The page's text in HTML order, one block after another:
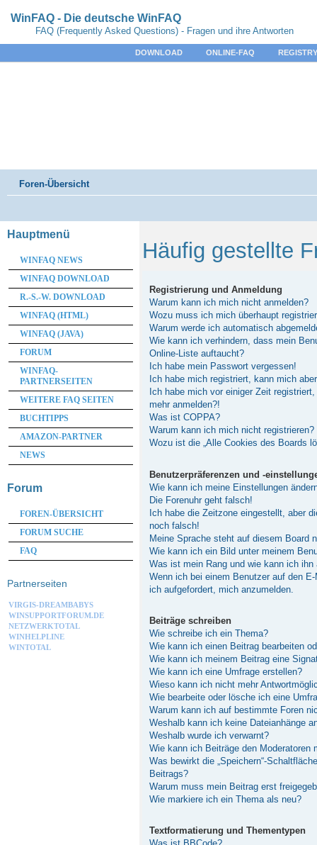
WinFAQ - Die deutsche WinFAQ
FAQ (Frequently Asked Questions) - Fragen und ihre Antworten
DOWNLOAD ONLINE-FAQ
Foren-Übersicht
Häufig gestellte
Registrierung und Anmeldung
Warum kann ich mich nicht anmelden?
Wozu muss ich mich überhaupt
Warum werde ich automatisch
Wie kann ich verhindern, dass mein
Online-Liste auftaucht?
Ich habe mein Passwort vergessen!
Ich habe mich registriert, kann mich
Ich habe mich vor einiger Zeit
mehr anmelden?!
Was ist COPPA?
Warum kann ich mich nicht registrieren?
Wozu ist die „Alle Cookies des Boards
Benutzerpräferenzen und -
Wie kann ich meine Einstellungen
Die Forenuhr geht falsch!
Ich habe die Zeitzone eingestellt, aber
noch falsch!
Meine Sprache steht auf diesem Board
Wie kann ich ein Bild unter meinem
Was ist mein Rang und wie kann ich ihn
Wenn ich bei einem Benutzer auf den
ich aufgefordert, mich anzumelden.
Beiträge schreiben
Wie schreibe ich ein Thema?
Wie kann ich einen Beitrag bearbeiten
Wie kann ich meinem Beitrag eine
Wie kann ich eine Umfrage erstellen?
Wieso kann ich nicht mehr
Wie bearbeite oder lösche ich eine
Warum kann ich auf bestimmte Foren
Weshalb kann ich keine Dateianhänge
Weshalb wurde ich verwarnt?
Wie kann ich Beiträge den Moderatoren
Was bewirkt die „Speichern“-
Beitrags?
Warum muss mein Beitrag erst
Wie markiere ich ein Thema als neu?
Textformatierung und Thementypen
Hauptmenü
WINFAQ NEWS
WINFAQ DOWNLOAD
R.-S.-W. DOWNLOAD
WINFAQ (HTML)
WINFAQ (JAVA)
FORUM
WINFAQ-
PARTNERSEITEN
WEITERE FAQ SEITEN
BUCHTIPPS
AMAZON-PARTNER
NEWS
Forum
FOREN-ÜBERSICHT
FORUM SUCHE
FAQ
Partnerseiten
VIRGIS-DREAMBABYS
WINSUPPORTFORUM.DE
NETZWERKTOTAL
WINHELPLINE
WINTOTAL